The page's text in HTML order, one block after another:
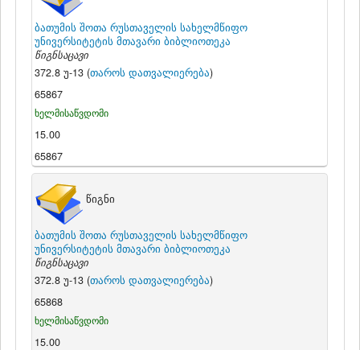
ბათუმის შოთა რუსთაველის სახელმწიფო
უნივერსიტეტის მთავარი ბიბლიოთეკა
წიგნსაცავი
372.8 უ-13 (თაროს დათვალიერება)
65867
ხელმისაწვდომი
15.00
65867
წიგნი
ბათუმის შოთა რუსთაველის სახელმწიფო
უნივერსიტეტის მთავარი ბიბლიოთეკა
წიგნსაცავი
372.8 უ-13 (თაროს დათვალიერება)
65868
ხელმისაწვდომი
15.00